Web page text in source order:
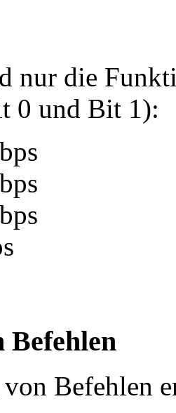
nur die
0 und Bit 1):
Befehlen
von Befehlen